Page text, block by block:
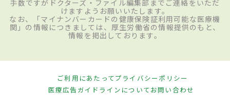
手数ですがドクターズ・ファイル編集部までご連絡をいただ
けますようお願いいたします。
なお、「マイナンバーカードの健康保険証利用可能な医療機
関」の情報につきましては、厚生労働省の情報提供のもと、
情報を掲出しております。
ご利用にあたってプライバシーポリシー
医療広告ガイドラインについてお問い合わせ